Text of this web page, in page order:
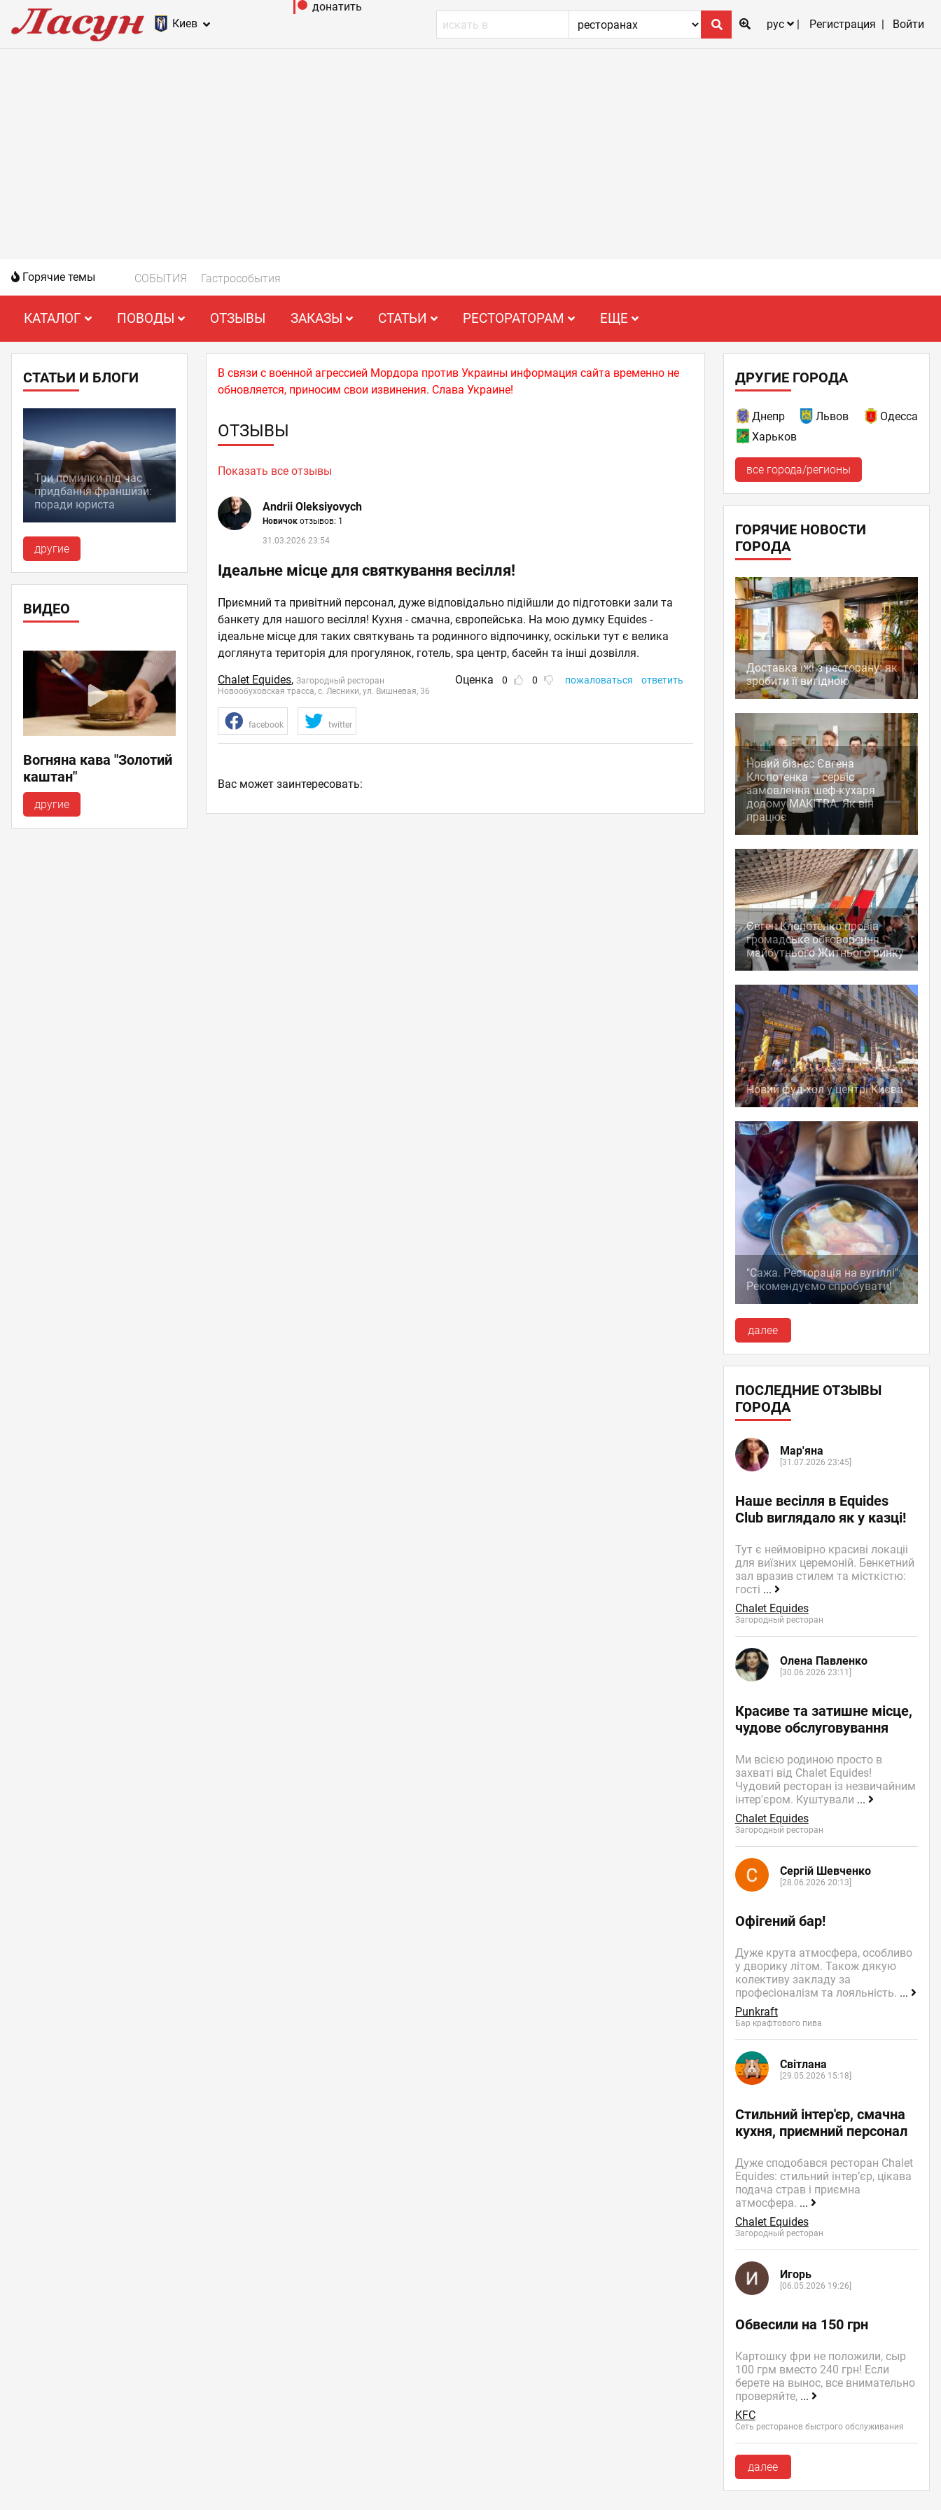
Киев
донатить
рус
Регистрация Войти
Горячие темы СОБЫТИЯ Гастрособытия
КАТАЛОГ ПОВОДЫ ОТЗЫВЫ ЗАКАЗЫ СТАТЬИ РЕСТОРАТОРАМ ЕЩЕ
СТАТЬИ И БЛОГИ
Три помилки під час
придбання франшизи:
поради юриста
другие
ВИДЕО
Вогняна кава "Золотий
каштан"
другие
В связи с военной агрессией Мордора против Украины информация сайта временно не
обновляется, приносим свои извинения. Слава Украине!
ОТЗЫВЫ
Показать все отзывы
Andrii Oleksiyovych
Новичокотзывов: 1
31.03.2026 23:54
Ідеальне місце для святкування весілля!
Приємний та привітний персонал, дуже відповідально підійшли до підготовки зали та
банкету для нашого весілля! Кухня - смачна, європейська. На мою думку Equides -
ідеальне місце для таких святкувань та родинного відпочинку, оскільки тут є велика
доглянута територія для прогулянок, готель, spa центр, басейн та інші дозвілля.
Chalet Equides,Загородный ресторан
Новообуховская трасса, с. Лесники, ул. Вишневая, 36
Оценка 0 0 пожаловаться ответить
facebook twitter
Ваc может заинтересовать:
ДРУГИЕ ГОРОДА
Днепр Львов
Одесса
Харьков
все города/регионы
ГОРЯЧИЕ НОВОСТИ
ГОРОДА
Доставка їжі з ресторану: як
зробити її вигідною
Новий бізнес Євгена
Клопотенка — сервіс
замовлення шеф-кухаря
додому MAKITRA. Як він
працює
Євген Клопотенко провів
громадське обговорення
майбутнього Житнього ринку
Новий фуд-хол у центрі Києва
"Сажа. Ресторація на вугіллі":
Рекомендуємо спробувати!
далее
ПОСЛЕДНИЕ ОТЗЫВЫ
ГОРОДА
Мар'яна
[31.07.2026 23:45]
Наше весілля в Equides
Club виглядало як у казці!
Тут є неймовірно красиві локаціі
для виїзних церемоній. Бенкетний
зал вразив стилем та місткістю:
гості ...
Chalet Equides
Загородный ресторан
Олена Павленко
[30.06.2026 23:11]
Красиве та затишне місце,
чудове обслуговування
Ми всією родиною просто в
захваті від Chalet Equides!
Чудовий ресторан із незвичайним
інтер'єром. Куштували ...
Chalet Equides
Загородный ресторан
Сергій Шевченко
[28.06.2026 20:13]
Офігений бар!
Дуже крута атмосфера, особливо
у дворику літом. Також дякую
колективу закладу за
професіоналізм та лояльність. ...
Punkraft
Бар крафтового пива
Світлана
[29.05.2026 15:18]
Стильний інтер'єр, смачна
кухня, приємний персонал
Дуже сподобався ресторан Chalet
Equides: стильний інтер’єр, цікава
подача страв і приємна
атмосфера. ...
Chalet Equides
Загородный ресторан
Игорь
[06.05.2026 19:26]
Обвесили на 150 грн
Картошку фри не положили, сыр
100 грм вместо 240 грн! Если
берете на вынос, все внимательно
проверяйте, ...
KFC
Сеть ресторанов быстрого обслуживания
далее